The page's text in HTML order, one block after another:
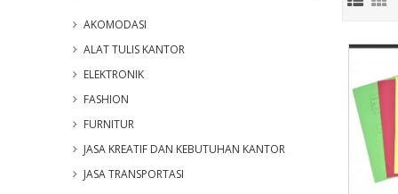
AKOMODASI
ALAT TULIS KANTOR
ELEKTRONIK
FASHION
FURNITUR
JASA KREATIF DAN KEBUTUHAN KANTOR
JASA TRANSPORTASI